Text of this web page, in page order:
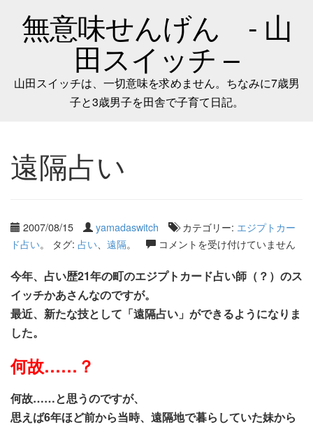
無意味せんげん - 山
田スイッチ –
山田スイッチは、一切意味を求めません。ちなみに7歳男
子と3歳男子を田舎で子育て日記。
遠隔占い
2007/08/15 yamadaswitch カテゴリー: エジプトカー
ド占い。 タグ: 占い 遠隔。 コメントを受け付けていません
今年、占い歴21年の町のエジプトカード占い師（？）のス
イッチかあさんなのですが。
最近、新たな技として「遠隔占い」ができるようになりま
した。
何故……？
何故……と思うのですが、
思えば6年ほど前から当時、遠隔地で暮らしていた妹から